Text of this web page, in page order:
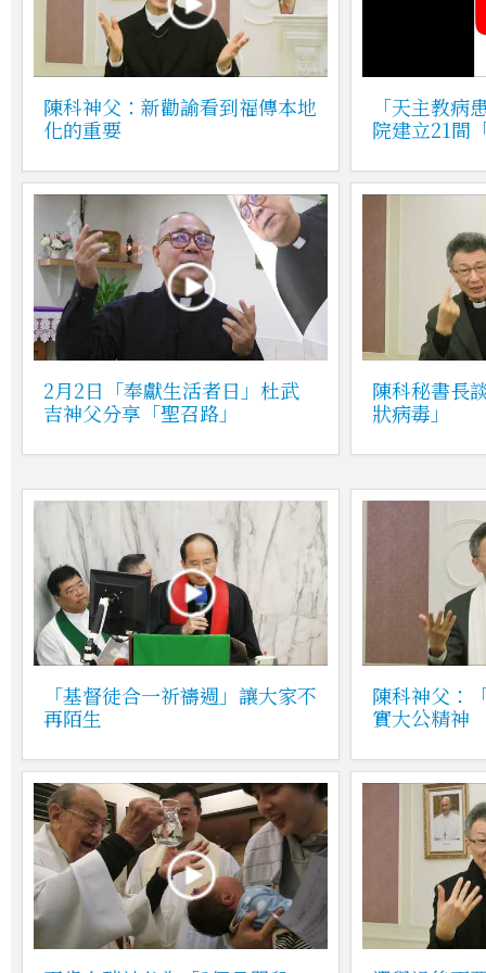
陳科神父：新勸諭看到福傳本地
化的重要
「天主教病
院建立21間
2月2日「奉獻生活者日」杜武
吉神父分享「聖召路」
陳科秘書長
狀病毒」
「基督徒合一祈禱週」讓大家不
再陌生
陳科神父：
實大公精神